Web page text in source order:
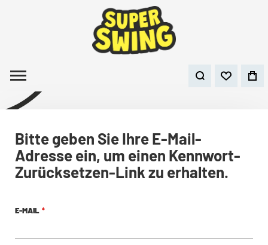
Bitte geben Sie Ihre E-Mail-
Adresse ein, um einen Kennwort-
Zurücksetzen-Link zu erhalten.
E-MAIL